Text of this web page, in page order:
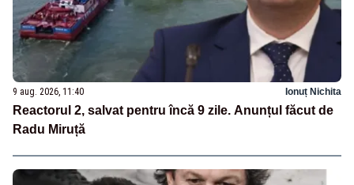
9 aug. 2026, 11:40 Ionuț Nichita
Reactorul 2, salvat pentru încă 9 zile. Anunțul făcut de
Radu Miruță